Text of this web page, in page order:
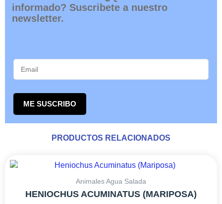
informado? Suscribete a nuestro
newsletter.
ME SUSCRIBO
PRODUCTOS RELACIONADOS
Animales Agua Salada
HENIOCHUS ACUMINATUS (MARIPOSA)
DE
PRECIOS:
DESDE
producto
múltiples